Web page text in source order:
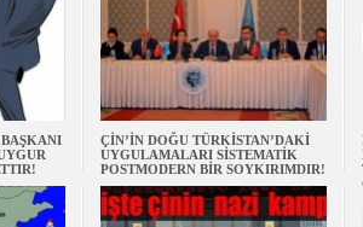
ÇİN’İN DOĞU TÜRKİSTAN’DAKİ
UYGULAMALARI SİSTEMATİK
POSTMODERN BİR SOYKIRIMDIR!